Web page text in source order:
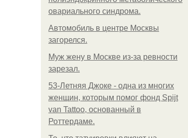
овариального синдрома.
Автомобиль в центре Москвы
загорелся.
Mуж жену в Москве из-за ревности
зарезал.
53-Летняя Джоке - одна из многих
женщин, которым помог фонд Spijt
van Tattoo, основанный в
Роттердаме.